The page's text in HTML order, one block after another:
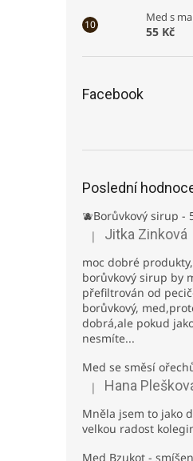
Med s
55 Kč
Facebook
Poslední
🫐Borůvkový sirup -
Hodnocení
| Jitka Zinková
moc dobré
borůvkový sirup by
přefiltrován od
borůvkový,
dobrá,ale pokud
nesmíte...
Med se směsí
Hodnocení
| Hana
Mněla jsem to jako
velkou radost